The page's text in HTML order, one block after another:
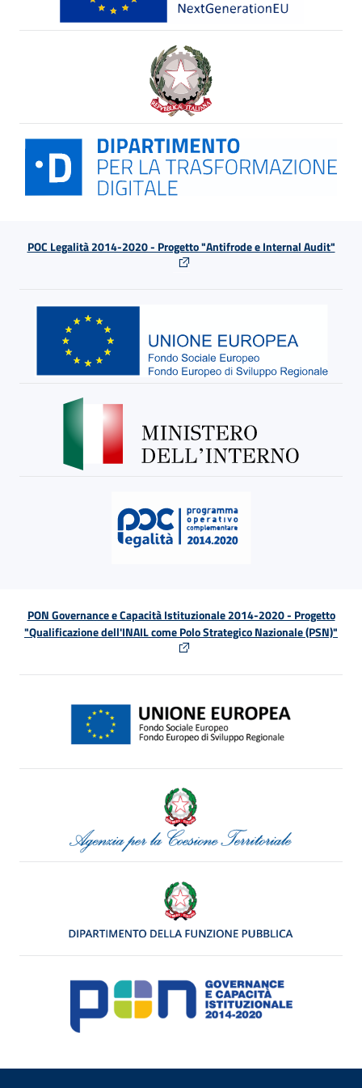
POC Legalità 2014-2020 - Progetto "Antifrode e Internal Audit"
PON Governance e Capacità Istituzionale 2014-2020 - Progetto
"Qualificazione dell'INAIL come Polo Strategico Nazionale (PSN)"